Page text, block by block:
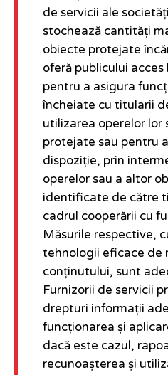
de servicii ale
stochează cantități
obiecte protejate
oferă publicului
pentru a asigura
încheiate cu titularii
utilizarea operelor lor
protejate sau pentru
dispoziție, prin
operelor sau a altor
identificate de către
cadrul cooperării cu
Măsurile respective,
tehnologii eficace de
conținutului, sunt
Furnizorii de servicii
drepturi informații
funcționarea și
dacă este cazul,
recunoașterea și